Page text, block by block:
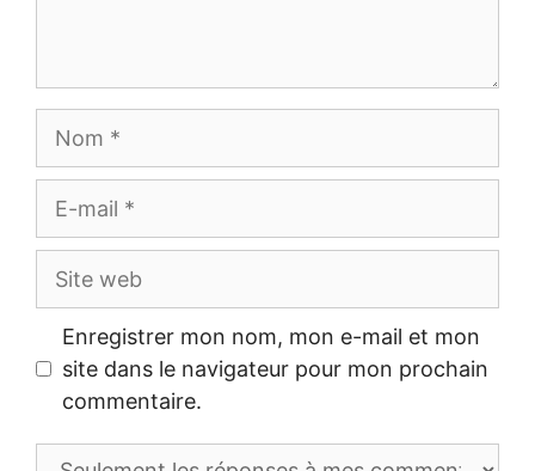
Site
Enregistrer mon nom, mon e-mail et mon
site dans le navigateur pour mon prochain
commentaire.